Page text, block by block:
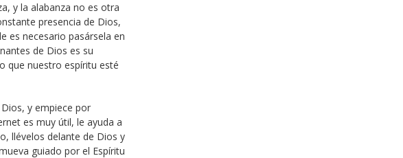
y la alabanza no es otra
presencia de Dios,
es necesario pasársela en
de Dios es su
que nuestro espíritu esté
y empiece por
es muy útil, le ayuda a
llévelos delante de Dios y
guiado por el Espíritu